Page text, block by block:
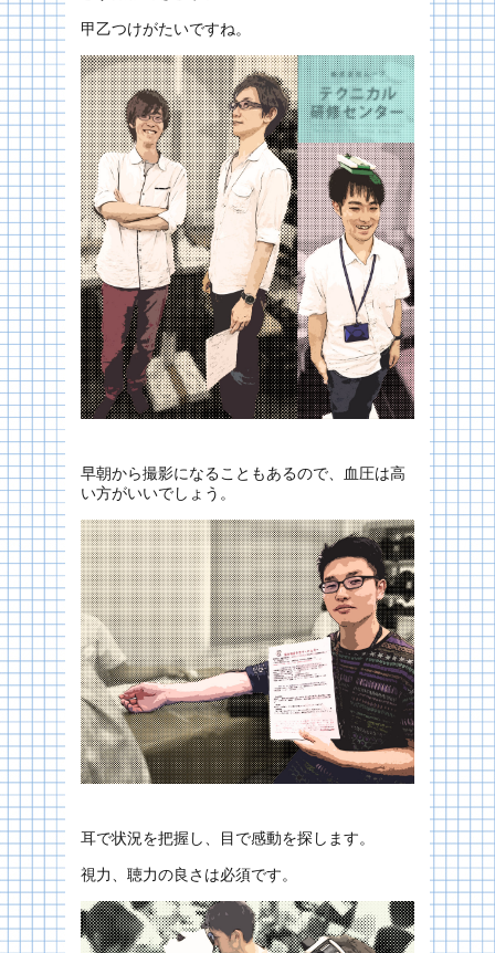
甲乙つけがたいですね。
早朝から撮影になることもあるので、血圧は高
い方がいいでしょう。
耳で状況を把握し、目で感動を探します。
視力、聴力の良さは必須です。